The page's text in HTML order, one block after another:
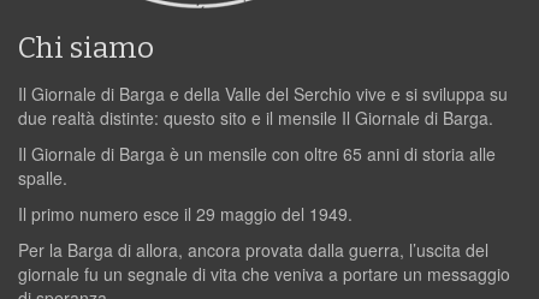
Chi siamo
Il Giornale di Barga e della Valle del Serchio vive e si sviluppa su
due realtà distinte: questo sito e il mensile Il Giornale di Barga.
Il Giornale di Barga è un mensile con oltre 65 anni di storia alle
spalle.
Il primo numero esce il 29 maggio del 1949.
Per la Barga di allora, ancora provata dalla guerra, l’uscita del
giornale fu un segnale di vita che veniva a portare un messaggio